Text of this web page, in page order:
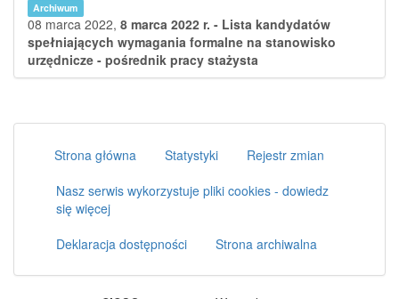
Archiwum
08 marca 2022, 8 marca 2022 r. - Lista kandydatów
spełniających wymagania formalne na stanowisko
urzędnicze - pośrednik pracy stażysta
Strona główna Statystyki
Rejestr zmian
Nasz serwis wykorzystuje pliki cookies - dowiedz
się więcej
Deklaracja dostępności
Strona archiwalna